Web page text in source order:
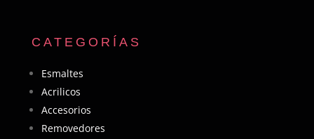
CATEGORÍAS
Esmaltes
Acrilicos
Accesorios
Removedores